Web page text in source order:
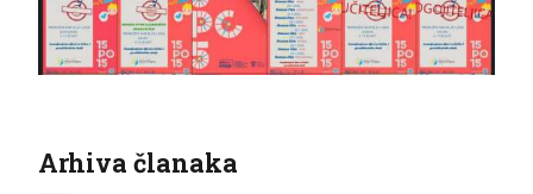
Arhiva članaka